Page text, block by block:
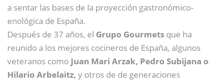
a sentar las bases de la proyección gastronómico-
enológica de España.
Después de 37 años, el Grupo Gourmets que ha
reunido a los mejores cocineros de España, algunos
veteranos como Juan Mari Arzak, Pedro Subijana o
Hilario Arbelaitz, y otros de de generaciones